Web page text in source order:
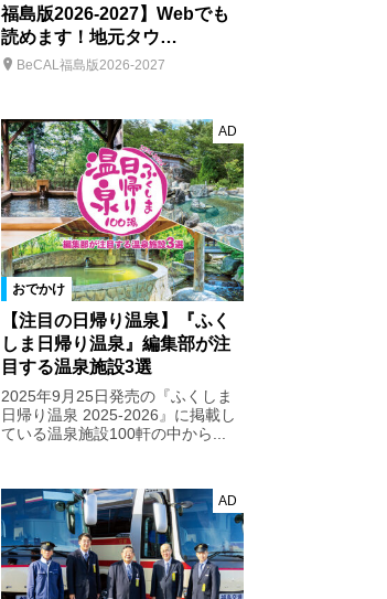
福島版2026-2027】Webでも
読めます！地元タウ…
BeCAL福島版2026-2027
おでかけ
AD
【注目の日帰り温泉】『ふく
しま日帰り温泉』編集部が注
目する温泉施設3選
2025年9月25日発売の『ふくしま
日帰り温泉 2025-2026』に掲載し
ている温泉施設100軒の中から...
AD